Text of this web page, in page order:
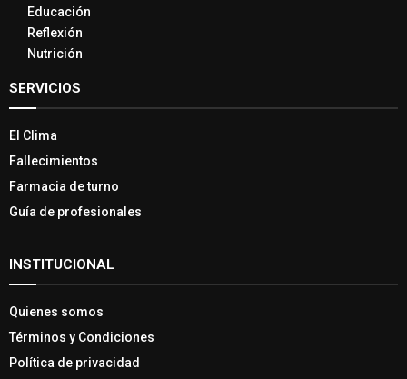
Educación
Reflexión
Nutrición
SERVICIOS
El Clima
Fallecimientos
Farmacia de turno
Guía de profesionales
INSTITUCIONAL
Quienes somos
Términos y Condiciones
Política de privacidad